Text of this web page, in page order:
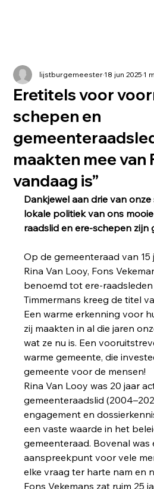
Eretitels voor
schepen en
maakten mee van
vandaag is”
lijstburgemeester18 jun 20251
Dankjewel aan drie van
lokale politiek van ons
raadslid en ere-schepen zijn
Op de gemeenteraad van 15
Rina Van Looy, Fons
benoemd tot ere-
Timmermans kreeg de titel
Een warme erkenning voor
zij maakten in al die jaren
wat ze nu is. Een
warme gemeente, die
gemeente voor de mensen!
Rina Van Looy was 20 jaar
gemeenteraadslid
engagement en
een vaste waarde in het
gemeenteraad. Bovenal was
aanspreekpunt voor vele
elke vraag ter harte nam en
Fons Vekemans zat ruim 25